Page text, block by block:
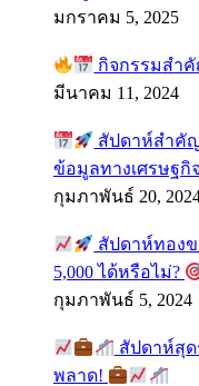
มกราคม 5, 2025
กิจกรรมสำ
มีนาคม 11, 2024
สัปดาห์สำคั
ข้อมูลทางเศรษฐกิจ
กุมภาพันธ์ 20,
สัปดาห์ทองข
5,000 ได้หรือไม่?
กุมภาพันธ์ 5, 2024
สัปดาห์สุ
พลาด!